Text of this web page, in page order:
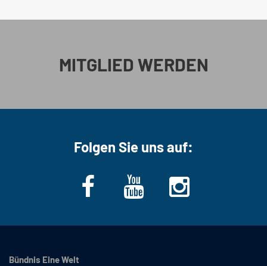
MITGLIED WERDEN
Folgen Sie uns auf:
Bündnis Eine Welt